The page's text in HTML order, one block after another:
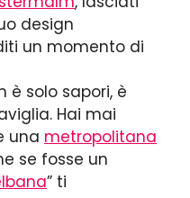
design
un momento di
è solo sapori, è
Hai mai
una metropolitana
se fosse un
” ti